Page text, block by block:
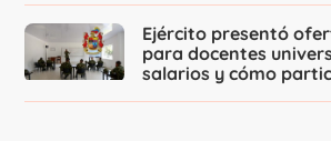
Ejército presentó
para docentes
salarios y cómo